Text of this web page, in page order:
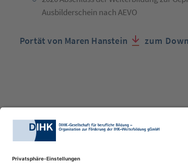
Ausbilderschein nach AEVO
Portät von Maren Hanstein zum